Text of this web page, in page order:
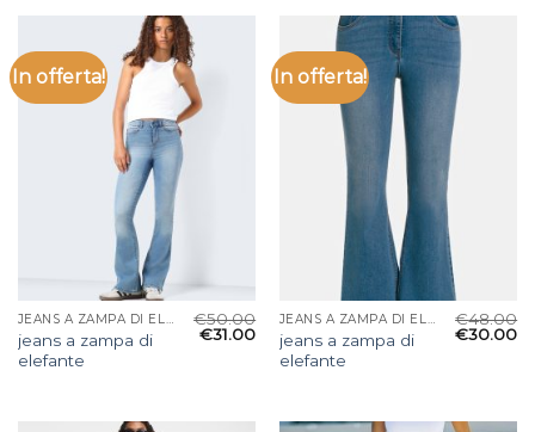
In offerta!
JEANS A ZAMPA DI ELEFANTE
jeans a zampa di
elefante
€50.00
€31.00
In offerta!
JEANS A ZAMPA DI ELEFANTE
jeans a zampa di
elefante
€48.00
€30.00